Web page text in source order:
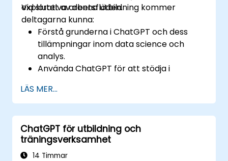
explorativa arbetsflöden.
Vid slutet av denna utbildning kommer
deltagarna kunna:
Förstå grunderna i ChatGPT och dess
tillämpningar inom data science och
analys.
Använda ChatGPT för att stödja i
Utnyttja ChatGPT för att generera
insikter och stödja
beslutsfattandeprocesser.
Implementera bästa praxis för
integration av ChatGPT i data science-
arbetsflöden.
LÄS MER...
ChatGPT för utbildning och
träningsverksamhet
14 Timmar